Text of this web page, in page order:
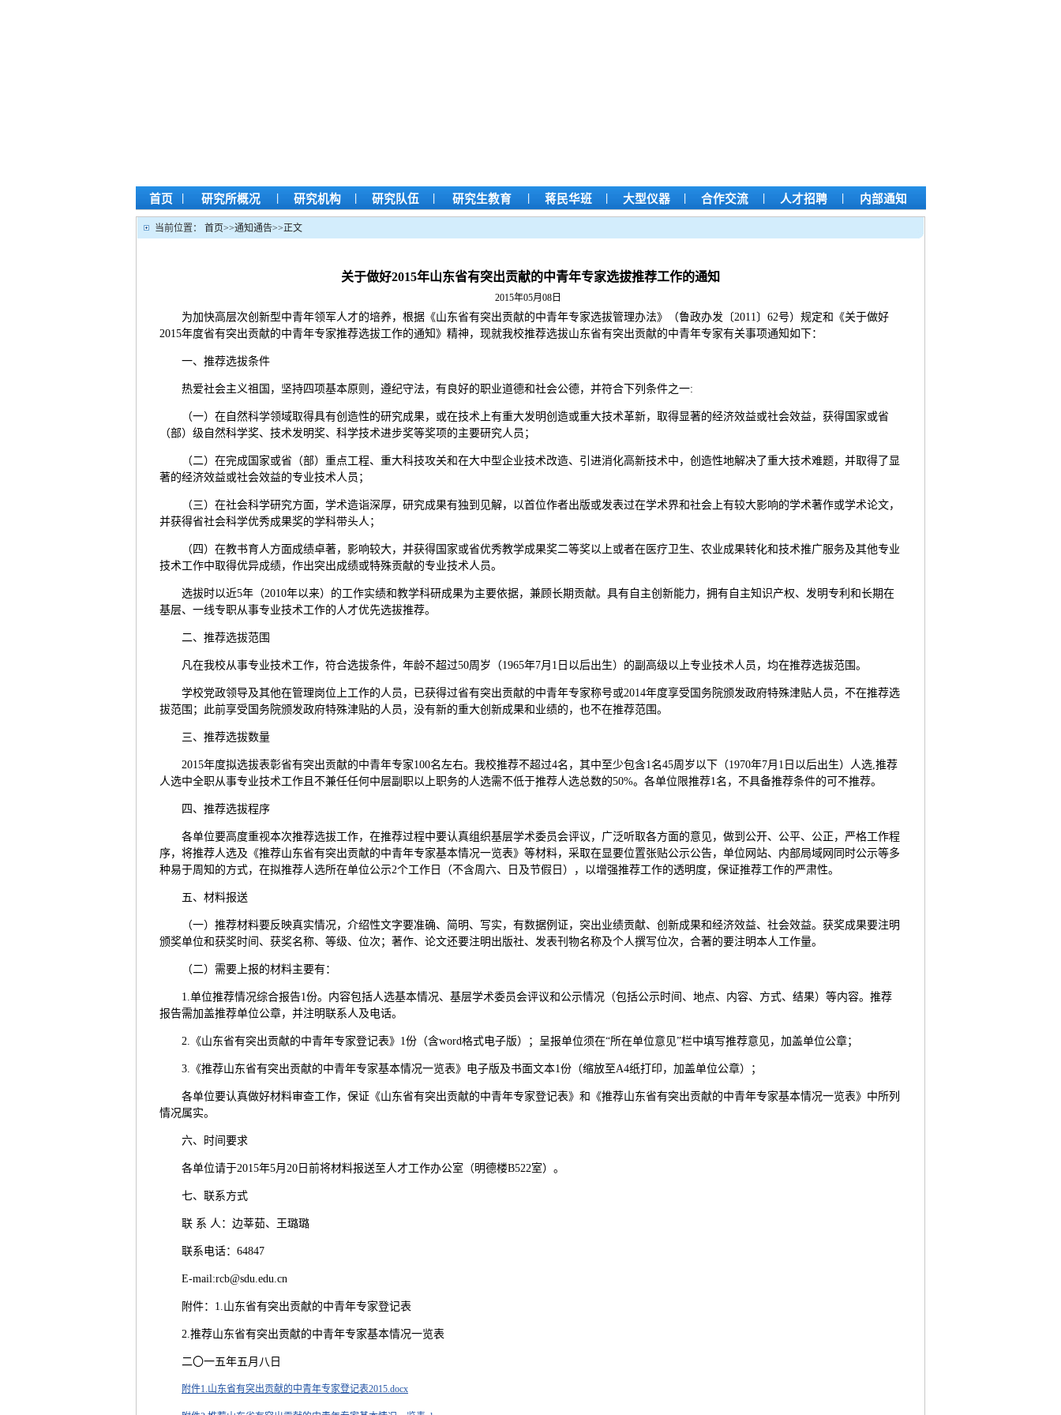
首页 | 研究所概况 | 研究机构 | 研究队伍 | 研究生教育 | 蒋民华班 | 大型仪器 | 合作交流 | 人才招聘 | 内部通知
当前位置： 首页>>通知通告>>正文
关于做好2015年山东省有突出贡献的中青年专家选拔推荐工作的通知
2015年05月08日
为加快高层次创新型中青年领军人才的培养，根据《山东省有突出贡献的中青年专家选拔管理办法》（鲁政办发〔2011〕62号）规定和《关于做好
2015年度省有突出贡献的中青年专家推荐选拔工作的通知》精神，现就我校推荐选拔山东省有突出贡献的中青年专家有关事项通知如下：
一、推荐选拔条件
热爱社会主义祖国，坚持四项基本原则，遵纪守法，有良好的职业道德和社会公德，并符合下列条件之一:
（一）在自然科学领域取得具有创造性的研究成果，或在技术上有重大发明创造或重大技术革新，取得显著的经济效益或社会效益，获得国家或省
（部）级自然科学奖、技术发明奖、科学技术进步奖等奖项的主要研究人员；
（二）在完成国家或省（部）重点工程、重大科技攻关和在大中型企业技术改造、引进消化高新技术中，创造性地解决了重大技术难题，并取得了显
著的经济效益或社会效益的专业技术人员；
（三）在社会科学研究方面，学术造诣深厚，研究成果有独到见解，以首位作者出版或发表过在学术界和社会上有较大影响的学术著作或学术论文，
并获得省社会科学优秀成果奖的学科带头人；
（四）在教书育人方面成绩卓著，影响较大，并获得国家或省优秀教学成果奖二等奖以上或者在医疗卫生、农业成果转化和技术推广服务及其他专业
技术工作中取得优异成绩，作出突出成绩或特殊贡献的专业技术人员。
选拔时以近5年（2010年以来）的工作实绩和教学科研成果为主要依据，兼顾长期贡献。具有自主创新能力，拥有自主知识产权、发明专利和长期在
基层、一线专职从事专业技术工作的人才优先选拔推荐。
二、推荐选拔范围
凡在我校从事专业技术工作，符合选拔条件，年龄不超过50周岁（1965年7月1日以后出生）的副高级以上专业技术人员，均在推荐选拔范围。
学校党政领导及其他在管理岗位上工作的人员，已获得过省有突出贡献的中青年专家称号或2014年度享受国务院颁发政府特殊津贴人员，不在推荐选
拔范围；此前享受国务院颁发政府特殊津贴的人员，没有新的重大创新成果和业绩的，也不在推荐范围。
三、推荐选拔数量
2015年度拟选拔表彰省有突出贡献的中青年专家100名左右。我校推荐不超过4名，其中至少包含1名45周岁以下（1970年7月1日以后出生）人选,推荐
人选中全职从事专业技术工作且不兼任任何中层副职以上职务的人选需不低于推荐人选总数的50%。各单位限推荐1名，不具备推荐条件的可不推荐。
四、推荐选拔程序
各单位要高度重视本次推荐选拔工作，在推荐过程中要认真组织基层学术委员会评议，广泛听取各方面的意见，做到公开、公平、公正，严格工作程
序，将推荐人选及《推荐山东省有突出贡献的中青年专家基本情况一览表》等材料，采取在显要位置张贴公示公告，单位网站、内部局域网同时公示等多
种易于周知的方式，在拟推荐人选所在单位公示2个工作日（不含周六、日及节假日），以增强推荐工作的透明度，保证推荐工作的严肃性。
五、材料报送
（一）推荐材料要反映真实情况，介绍性文字要准确、简明、写实，有数据例证，突出业绩贡献、创新成果和经济效益、社会效益。获奖成果要注明
颁奖单位和获奖时间、获奖名称、等级、位次；著作、论文还要注明出版社、发表刊物名称及个人撰写位次，合著的要注明本人工作量。
（二）需要上报的材料主要有：
1.单位推荐情况综合报告1份。内容包括人选基本情况、基层学术委员会评议和公示情况（包括公示时间、地点、内容、方式、结果）等内容。推荐
报告需加盖推荐单位公章，并注明联系人及电话。
2.《山东省有突出贡献的中青年专家登记表》1份（含word格式电子版）；呈报单位须在“所在单位意见”栏中填写推荐意见，加盖单位公章；
3.《推荐山东省有突出贡献的中青年专家基本情况一览表》电子版及书面文本1份（缩放至A4纸打印，加盖单位公章）；
各单位要认真做好材料审查工作，保证《山东省有突出贡献的中青年专家登记表》和《推荐山东省有突出贡献的中青年专家基本情况一览表》中所列
情况属实。
六、时间要求
各单位请于2015年5月20日前将材料报送至人才工作办公室（明德楼B522室）。
七、联系方式
联 系 人：边莘茹、王璐璐
联系电话：64847
E-mail:rcb@sdu.edu.cn
附件：1.山东省有突出贡献的中青年专家登记表
2.推荐山东省有突出贡献的中青年专家基本情况一览表
二〇一五年五月八日
附件1.山东省有突出贡献的中青年专家登记表2015.docx